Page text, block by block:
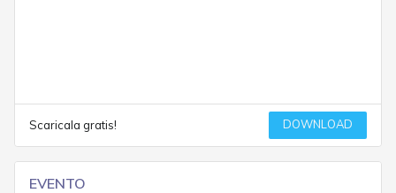
Scaricala gratis! DOWNLOAD
EVENTO